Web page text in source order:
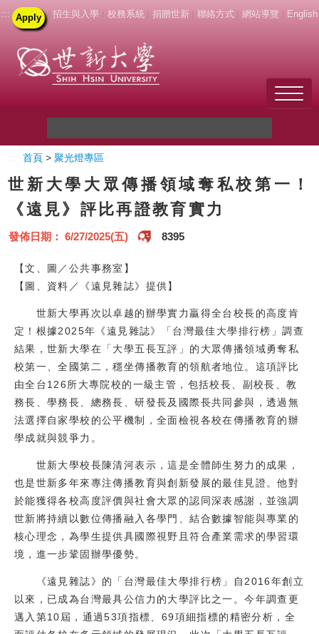
::: Apply | 招生與入學 校務系統 捐贈世新 聯絡方式 網站導覽 English
關於世新
未來學生
新生
在校生
教職員
校友
媒體
首頁 >聚光燈專區
世新大學大眾傳播領域奪私校第一！
《遠見》評比再證教育實力
發佈日期： 6/27/2025(五) 8395
【文、圖／公共事務室】
【圖、資料／《遠見雜誌》提供】
世新大學再次以卓越的辦學實力贏得全台校長的高度肯
定！根據2025年《遠見雜誌》「台灣最佳大學排行榜」調查
結果，世新大學在「大學五長互評」的大眾傳播領域勇奪私
校第一、全國第二，穩坐傳播教育的領航者地位。這項評比
由全台126所大專院校的一級主管，包括校長、副校長、教
務長、學務長、總務長、研發長及國際長共同參與，透過無
法選擇自家學校的公平機制，全面檢視各校在傳播教育的辦
學成就與競爭力。
世新大學校長陳清河表示，這是全體師生努力的成果，
也是世新多年來專注傳播教育與創新發展的最佳見證。他對
於能獲得各校高度評價與社會大眾的認同深表感謝，並強調
世新將持續以數位傳播融入各學門、結合數據智能與專業的
核心理念，為學生提供具國際視野且符合產業需求的學習環
境，進一步鞏固辦學優勢。
《遠見雜誌》的「台灣最佳大學排行榜」自2016年創立
以來，已成為台灣最具公信力的大學評比之一。今年調查更
邁入第10屆，通過53項指標、69項細指標的精密分析，全